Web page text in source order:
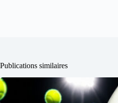
Publications similaires